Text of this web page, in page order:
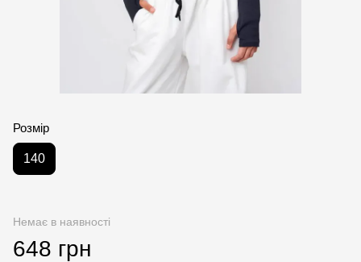
Розмір
140
Немає в наявності
648 грн